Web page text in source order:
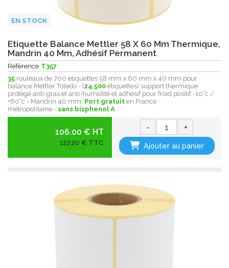
EN STOCK
Etiquette Balance Mettler 58 X 60 Mm Thermique,
Mandrin 40 Mm, Adhésif Permanent
Référence T357
35 rouleaux de 700 étiquettes 58 mm x 60 mm x 40 mm pour
balance Mettler Toledo - (24.500 étiquettes) support thermique
protégé anti-gras et anti-humidité et adhésif pour froid positif -10°c /
+60°c - Mandrin 40 mm. Port gratuit en France
métropolitaine - sans bisphenol A
106.00 € HT
127,20 € TTC
- +
Ajouter au panier